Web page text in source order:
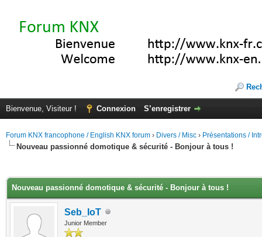
Bienvenue, Visiteur ! Connexion S’enregistrer
Forum KNX francophone / English KNX forum › Divers / Misc › Présentations /
Nouveau passionné domotique & sécurité - Bonjour à tous !
Nouveau passionné domotique & sécurité - Bonjour à tous !
Seb_IoT
Junior Member